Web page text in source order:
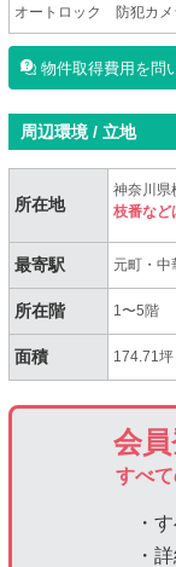
オートロック 防犯カ
物件取得費用を問
周辺環境 / 立地
所在地
神奈川県
枝番など
最寄駅 元町・中
所在階 1〜5階
面積 174.71坪
会
すべ
・
・